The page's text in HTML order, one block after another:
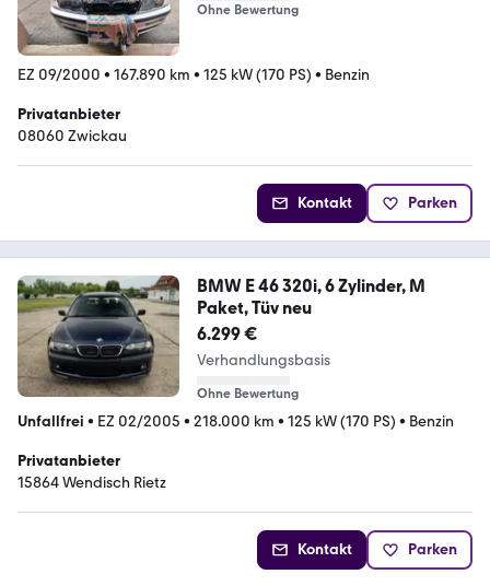
Ohne Bewertung
EZ 09/2000 • 167.890 km • 125 kW (170 PS) • Benzin
Privatanbieter
08060 Zwickau
Kontakt Parken
BMW E 46 320i, 6 Zylinder, M
Paket, Tüv neu
6.299 €
Verhandlungsbasis
Ohne Bewertung
Unfallfrei • EZ 02/2005 • 218.000 km • 125 kW (170 PS) • Benzin
Privatanbieter
15864 Wendisch Rietz
Kontakt Parken